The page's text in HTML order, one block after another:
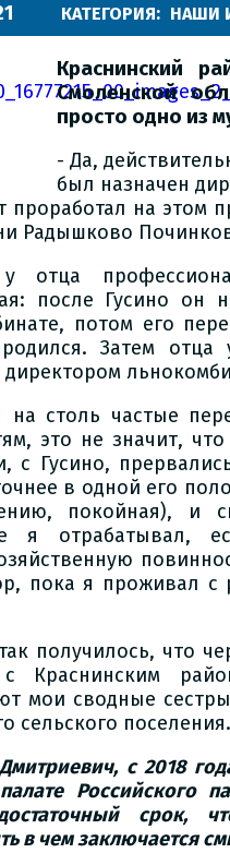
КАТЕГОРИЯ: НАШИ
Краснинский
Смоленской
просто одно из
- Да,
был назначен
проработал на этом
Радышково
отца
после Гусино он
потом его
Затем отца
директором
на столь частые
это не значит,
с Гусино,
в одной его
покойная), и
я отрабатывал,
пока я проживал с
получилось, что
с Краснинским
мои сводные
сельского поселения.
с 2018
Российского
срок,
в чем заключается